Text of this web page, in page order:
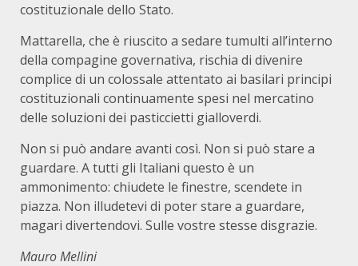
costituzionale dello Stato.
Mattarella, che è riuscito a sedare tumulti all’interno
della compagine governativa, rischia di divenire
complice di un colossale attentato ai basilari principi
costituzionali continuamente spesi nel mercatino
delle soluzioni dei pasticcietti gialloverdi.
Non si può andare avanti così. Non si può stare a
guardare. A tutti gli Italiani questo è un
ammonimento: chiudete le finestre, scendete in
piazza. Non illudetevi di poter stare a guardare,
magari divertendovi. Sulle vostre stesse disgrazie.
Mauro Mellini